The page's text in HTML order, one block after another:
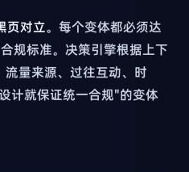
页对立。每个变体都必须达
规标准。决策引擎根据上下
量来源、过往互动、时
计就保证统一合规"的变体